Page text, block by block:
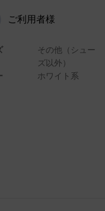
ご利用者様
その他（シュー
ズ以外）
ホワイト系